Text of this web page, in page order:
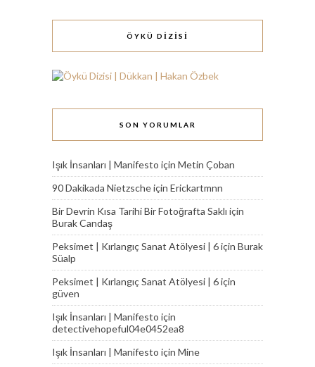
ÖYKÜ DİZİSİ
SON YORUMLAR
Işık İnsanları | Manifesto için Metin Çoban
90 Dakikada Nietzscheiçin Erickartmnn
Bir Devrin Kısa Tarihi Bir Fotoğrafta Saklı için
Burak Candaş
Peksimet | Kırlangıç Sanat Atölyesi | 6için Burak
Süalp
Peksimet | Kırlangıç Sanat Atölyesi | 6için
güven
Işık İnsanları | Manifesto için
detectivehopeful04e0452ea8
Işık İnsanları | Manifesto için Mine